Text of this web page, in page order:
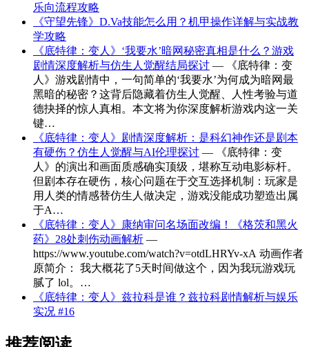
乐向流程攻略
《守望先锋》D.Va技能怎么用？机甲操作详解与实战教
学攻略
《底特律：变人》‘我要水’暗网秘密真相是什么？游戏
剧情深度解析与仿生人觉醒结局探讨 — 《底特律：变
人》游戏剧情中，一句简单的‘我要水’为何成为暗网最
黑暗的秘密？这背后隐藏着仿生人觉醒、人性考验与道
德抉择的惊人真相。本文将为你深度解析游戏内这一关
键…
《底特律：变人》剧情深度解析：是科幻神作还是剧本
有硬伤？仿生人觉醒与AI伦理探讨 — 《底特律：变
人》的演出和画面质感确实顶级，堪称互动电影标杆。
但剧本存在硬伤，核心问题在于交互选择机制：玩家是
用人类的情感替仿生人做决定，游戏没能成功塑造出属
于A…
《底特律：变人》康纳审问名场面改编！《格茨和黑火
药》28处刺伤动画解析 —
https://www.youtube.com/watch?v=otdLHRYv-xA 动画作者
原简介： 我大概花了5天时间做这个，因为我玩游戏玩
腻了 lol。…
《底特律：变人》兹拉科是谁？兹拉科剧情解析与娱乐
实况 #16